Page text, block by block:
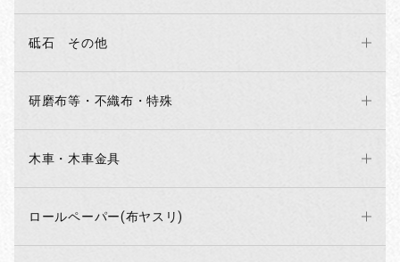
砥石 その他
研磨布等・不織布・特殊
木車・木車金具
ロールペーパー(布ヤスリ)